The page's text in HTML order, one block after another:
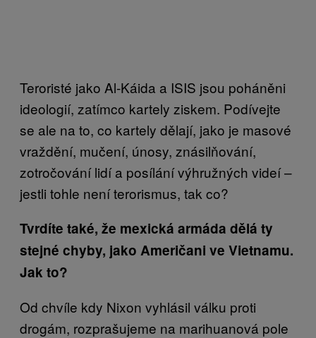
Teroristé jako Al-Káida a ISIS jsou poháněni
ideologií, zatímco kartely ziskem. Podívejte
se ale na to, co kartely dělají, jako je masové
vraždění, mučení, únosy, znásilňování,
zotročování lidí a posílání výhružných videí –
jestli tohle není terorismus, tak co?
Tvrdíte také, že mexická armáda dělá ty
stejné chyby, jako Američani ve Vietnamu.
Jak to?
Od chvíle kdy Nixon vyhlásil válku proti
drogám, rozprašujeme na marihuanová pole